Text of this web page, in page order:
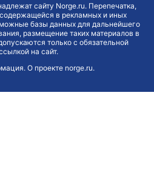
сайту Norge.ru. Перепечатка,
в рекламных и иных
базы данных для дальнейшего
размещение таких материалов в
только с обязательной
на сайт.
. О проекте norge.ru.